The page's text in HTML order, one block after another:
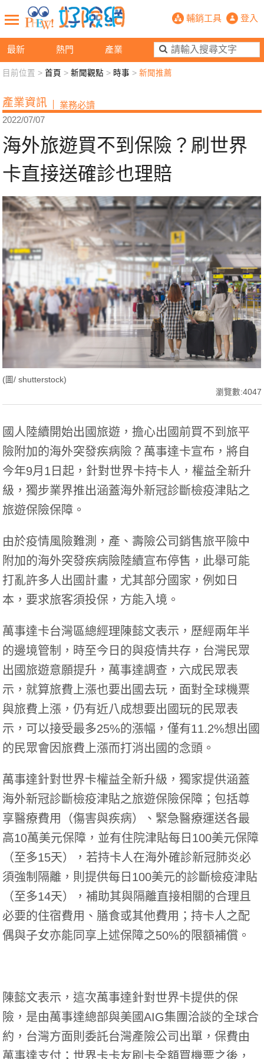
最新 熱門 產業
海外旅遊買不到保險？刷世界卡
輔銷工具 登入
新聞觀點 業務交流 好險懂生活
退休先準備 好險學堂 輔銷工具 活動專區
目前位置 >首頁 >新聞觀點 > 時事 >新聞推薦
產業資訊 業務必讀
2022/07/07
海外旅遊買不到保險？刷世界
卡直接送確診也理賠
(圖/ shutterstock)
瀏覽數:4047
國人陸續開始出國旅遊，擔心出國前買不到旅平
險附加的海外突發疾病險？萬事達卡宣布，將自
今年9月1日起，針對世界卡持卡人，權益全新升
級，獨步業界推出涵蓋海外新冠診斷檢疫津貼之
旅遊保險保障。
由於疫情風險難測，產、壽險公司銷售旅平險中
附加的海外突發疾病險陸續宣布停售，此舉可能
打亂許多人出國計畫，尤其部分國家，例如日
本，要求旅客須投保，方能入境。
萬事達卡台灣區總經理陳懿文表示，歷經兩年半
的邊境管制，時至今日的與疫情共存，台灣民眾
出國旅遊意願提升，萬事達調查，六成民眾表
示，就算旅費上漲也要出國去玩，面對全球機票
與旅費上漲，仍有近八成想要出國玩的民眾表
示，可以接受最多25%的漲幅，僅有11.2%想出國
的民眾會因旅費上漲而打消出國的念頭。
萬事達針對世界卡權益全新升級，獨家提供涵蓋
海外新冠診斷檢疫津貼之旅遊保險保障；包括尊
享醫療費用（傷害與疾病）、緊急醫療運送各最
高10萬美元保障，並有住院津貼每日100美元保障
（至多15天），若持卡人在海外確診新冠肺炎必
須強制隔離，則提供每日100美元的診斷檢疫津貼
（至多14天），補助其與隔離直接相關的合理且
必要的住宿費用、膳食或其他費用；持卡人之配
偶與子女亦能同享上述保障之50%的限額補償。
陳懿文表示，這次萬事達針對世界卡提供的保
險，是由萬事達總部與美國AIG集團洽談的全球合
約，台灣方面則委託台灣產險公司出單，保費由
萬事達支付；世界卡卡友刷卡全額買機票之後，